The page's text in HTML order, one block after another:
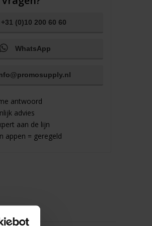
+31 (0)10 200 60 60
WhatsApp
antwoord
advies
aan de lijn
appen = geregeld